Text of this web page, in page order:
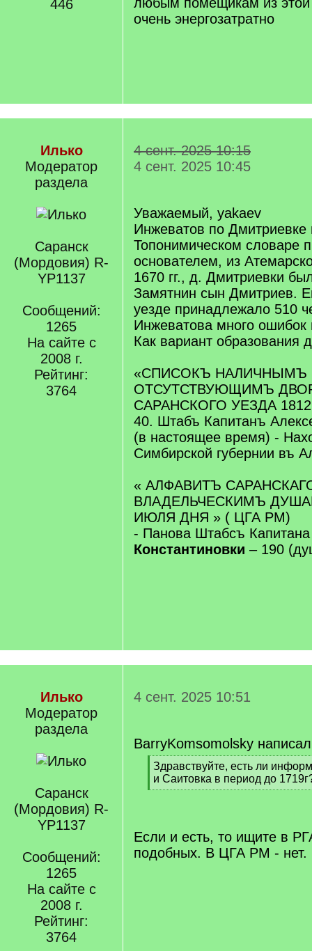
446
очень энергозатратно
Илько
Модератор
раздела
Саранск
(Мордовия) R-
YP1137
Сообщений:
1265
На сайте с
2008 г.
Рейтинг:
3764
4 сент. 2025 10:15
4 сент. 2025 10:45
Уважаемый, yakaev
Инжеватов по Дмитриевке
Топонимическом словаре
основателем, из
1670 гг., д. Дмитриевки
Замятнин сын Дмитриев.
уезде принадлежало 510
Инжеватова много ошибок
Как вариант образования
«СПИСОКЪ НАЛИЧНЫМЪ
ОТСУТСТВУЮЩИМЪ
САРАНСКОГО УЕЗДА
40. Штабъ Капитанъ
(в настоящее время) -
Симбирской губернии въ
« АЛФАВИТЪ
ВЛАДЕЛЬЧЕСКИМЪ
ИЮЛЯ ДНЯ » ( ЦГА РМ)
- Панова Штабсъ
Константиновки – 190
Илько
Модератор
раздела
Саранск
(Мордовия) R-
YP1137
Сообщений:
1265
На сайте с
2008 г.
Рейтинг:
3764
4 сент. 2025 10:51
BarryKomsomolsky
[
q
]
Здравствуйте, есть ли
и Саитовка в период до
[
Если и есть, то ищите в
подобных. В ЦГА РМ - нет.